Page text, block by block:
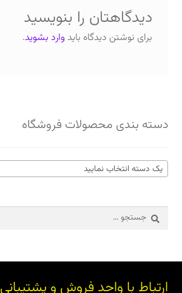
دیدگاهتان را بنویسید
برای نوشتن دیدگاه باید وارد بشوید.
دسته بندی محصولات فروشگاه
یک دسته انتخاب نمایید
جستجو
برای:
ارتباط با واحد فروش و پشتیبانی